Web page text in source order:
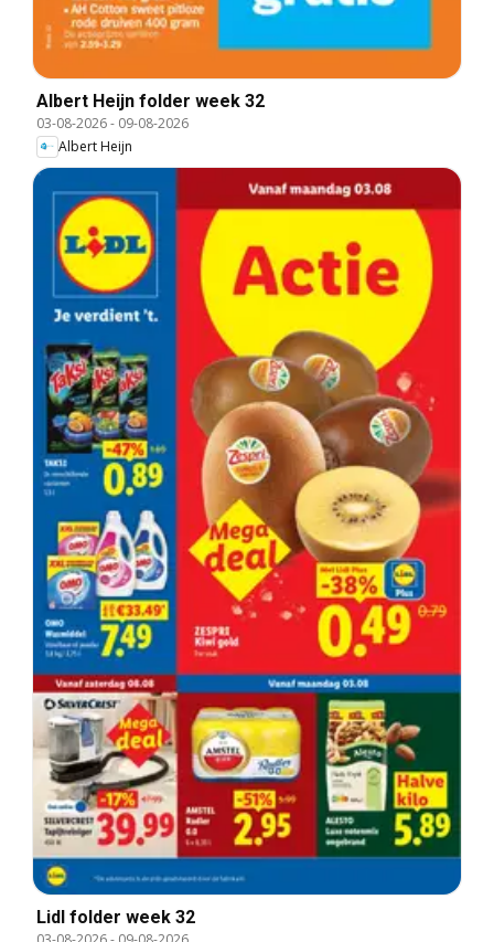
Albert Heijn folder week 32
03-08-2026- 09-08-2026
Albert Heijn
Lidl folder week 32